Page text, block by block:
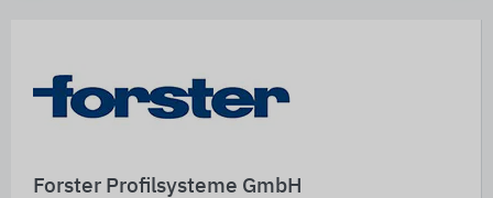
Forster Profilsysteme GmbH